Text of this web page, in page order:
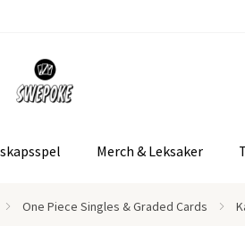
Merch & Leksaker
One Piece Singles & Graded Cards